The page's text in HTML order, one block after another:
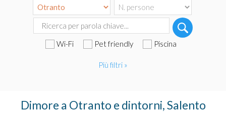
Wi-Fi Pet friendly Piscina
Più filtri »
Dimore a Otranto e dintorni, Salento